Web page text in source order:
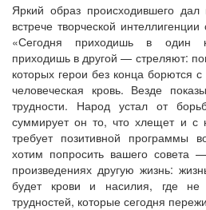
Яркий образ происходившего
встрече творческой
«Сегодня приходишь в один
приходишь в другой — стреляют:
которых герои без конца борются
человеческая кровь. Везде
трудности. Народ устал от
суммирует он то, что хлещет и с
требует позитивной программы
хотим попросить вашего совета
произведениях другую жизнь:
будет крови и насилия, где не
трудностей, которые сегодня